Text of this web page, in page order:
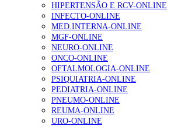
HIPERTENSÃO E RCV-ONLINE
INFECTO-ONLINE
MED.INTERNA-ONLINE
MGF-ONLINE
NEURO-ONLINE
ONCO-ONLINE
OFTALMOLOGIA-ONLINE
PSIQUIATRIA-ONLINE
PEDIATRIA-ONLINE
PNEUMO-ONLINE
REUMA-ONLINE
URO-ONLINE